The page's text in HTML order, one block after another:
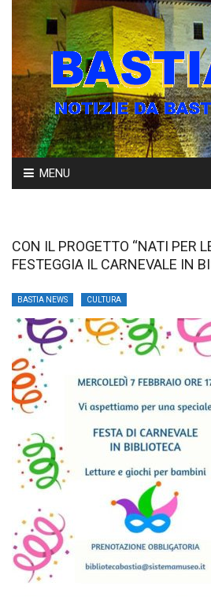
Skip
to
MENU
CON IL PROGETTO “NATI PER
FESTEGGIA IL CARNEVALE IN
BASTIA NEWS CULTURA